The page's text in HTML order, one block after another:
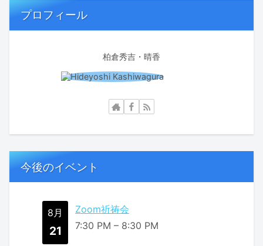
プロフィール
柏倉秀吉・晴香
今後のイベント
8月
21
Zoom祈祷会
7:30 PM – 8:30 PM